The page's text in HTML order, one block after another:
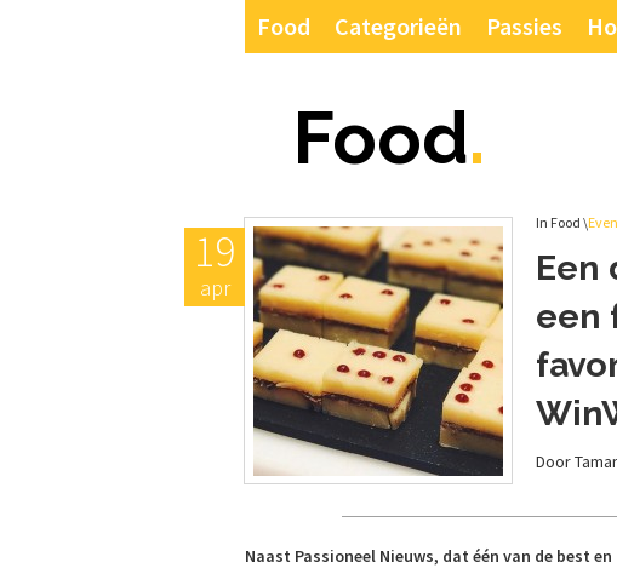
Food Categorieën Passies
Food.
19
apr
In Food \
Een
een
Door
Naast Passioneel Nieuws, dat één van de best